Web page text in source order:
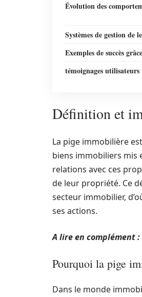
Évolution des
Systèmes de gestion de
Exemples de succès
témoignages utilisateurs
Définition et
La pige immobilière
biens immobiliers mis
relations avec ces
de leur propriété. Ce
secteur immobilier,
ses actions.
A lire en complément :
Pourquoi la pige
Dans le monde